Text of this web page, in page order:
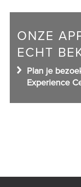
ONZE
ECHT
Plan je
Experience